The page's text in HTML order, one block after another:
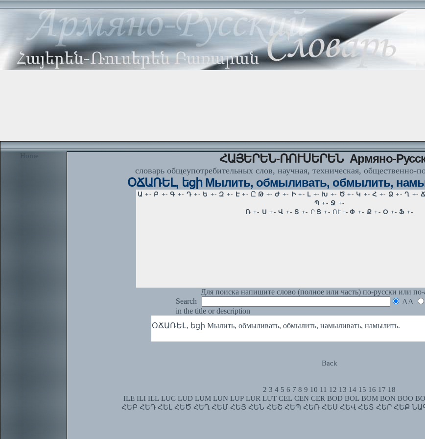
Home ՀԱՅԵՐԵՆ-ՌՈՒՍԵՐԵՆ Армяно-
словарь общеупотребительных слов, научная, техническая, общественно-
ՕՃԱՌԵԼ, եցի Мылить, обмыливать, обмылить,
Для поиска напишите слово (полное или часть) по-русски или
Search
AA
in the title or description
ՕՃԱՌԵԼ, եցի Мылить, обмыливать, обмылить, намыливать, намылить.
Back
2 3 4 5 6 7 8 9 10 11 12 13 14 15 16 17 18
ILE ILI ILL LUC LUD LUM LUN LUP LUR LUT CEL CEN CER BOD BOL BOM BON BOO
ՀԵԲ ՀԵԴ ՀԵԼ ՀԵԾ ՀԵՂ ՀԵՄ ՀԵՅ ՀԵՆ ՀԵՇ ՀԵՊ ՀԵՌ ՀԵՍ ՀԵՎ ՀԵՏ ՀԵՐ ՀԵՔ